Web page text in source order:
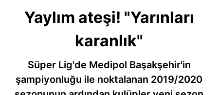
Yaylım ateşi! "Yarınları
karanlık"
Süper Lig'de Medipol Başakşehir'in
şampiyonluğu ile noktalanan 2019/2020